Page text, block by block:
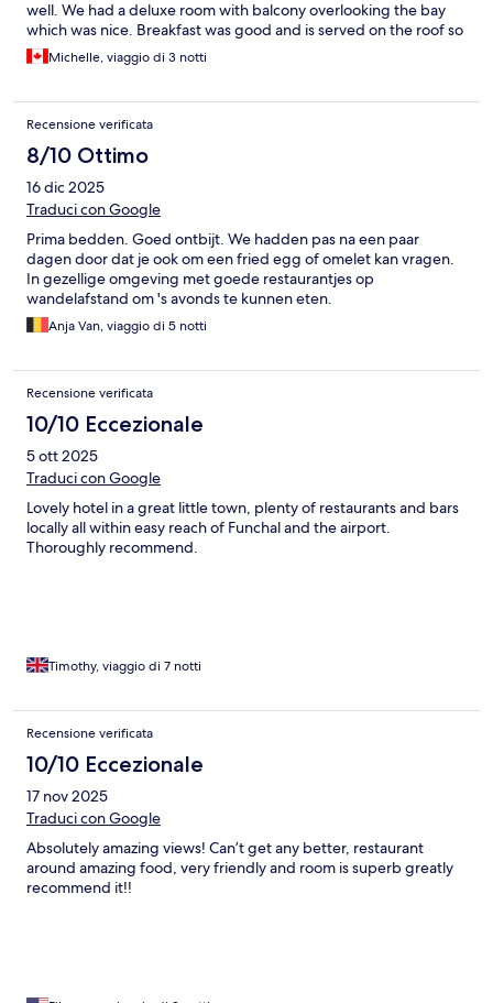
well. We had a deluxe room with balcony overlooking the bay
which was nice. Breakfast was good and is served on the roof so
you can enjoy the view. Parking is nearby at a busy public lot.
Guys hang out there to assist you in finding a spot. Just have to
Michelle, viaggio di 3 notti
Recensione verificata
8/10 Ottimo
16 dic 2025
Traduci con Google
Prima bedden. Goed ontbijt. We hadden pas na een paar
dagen door dat je ook om een fried egg of omelet kan vragen.
In gezellige omgeving met goede restaurantjes op
wandelafstand om 's avonds te kunnen eten.
Anja Van, viaggio di 5 notti
Recensione verificata
10/10 Eccezionale
5 ott 2025
Traduci con Google
Lovely hotel in a great little town, plenty of restaurants and bars
locally all within easy reach of Funchal and the airport.
Thoroughly recommend.
Timothy, viaggio di 7 notti
Recensione verificata
10/10 Eccezionale
17 nov 2025
Traduci con Google
Absolutely amazing views! Can’t get any better, restaurant
around amazing food, very friendly and room is superb greatly
recommend it!!